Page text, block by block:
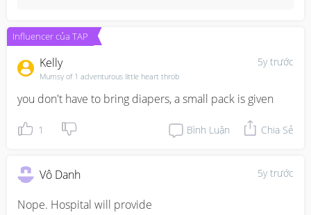
Influencer của TAP
5y trước
Kelly
Mumsy of 1 adventurous little heart throb
you don't have to bring diapers, a small pack is given
1 Bình Luận Chia Sẻ
5y trước
Vô Danh
Nope. Hospital will provide